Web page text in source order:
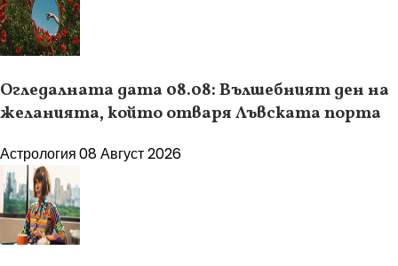
Огледалната дата 08.08: Вълшебният ден на
желанията, който отваря Лъвската порта
Астрология08 Август 2026